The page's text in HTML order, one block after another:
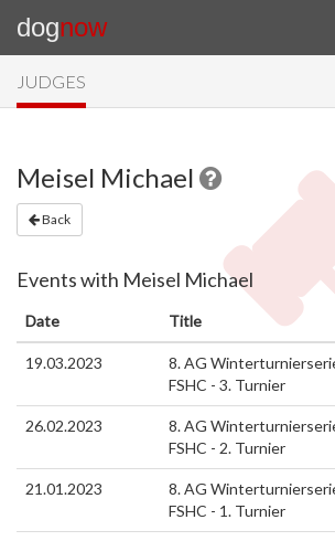
dognow
JUDGES
Meisel Michael
Back
Events with Meisel Michael
Date Title
19.03.2023
8. AG
FSHC - 3. Turnier
26.02.2023
8. AG
FSHC - 2. Turnier
21.01.2023
8. AG
FSHC - 1. Turnier